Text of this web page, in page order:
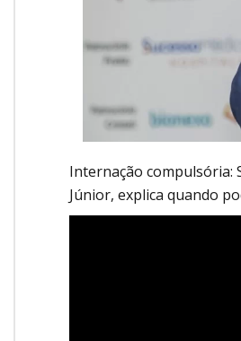
Internação compulsória:
Júnior, explica quando